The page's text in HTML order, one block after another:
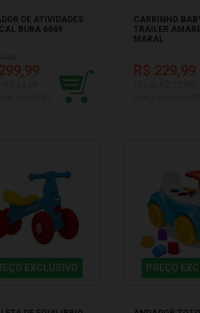
DE ATIVIDADES
BUBA 6849
CARRINHO
TRAILER
MARAL
R$ 229,99
EXCLUSIVO PREÇO